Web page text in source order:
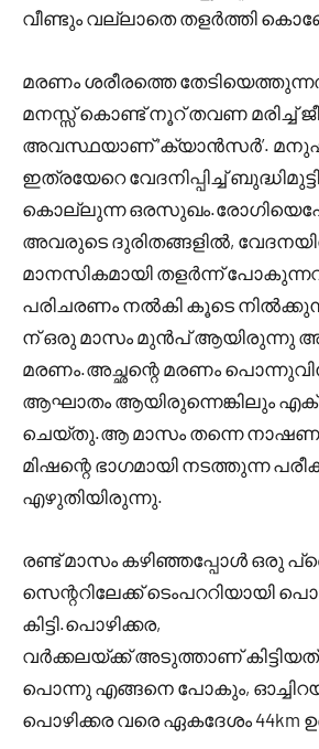
വീണ്ടും വല്ലാതെ തളർത്തി
മരണം ശരീരത്തെ
മനസ്സ് കൊണ്ട് നൂറ് തവണ മരിച്ച്
അവസ്ഥയാണ് ‘ക്യാൻസർ’.
ഇത്രയേറെ വേദനിപ്പിച്ച്
കൊല്ലുന്ന
അവരുടെ ദുരിതങ്ങളിൽ,
മാനസികമായി തളർന്ന്
പരിചരണം നൽകി കൂടെ
ന് ഒരു മാസം മുൻപ് ആയിരുന്നു
മരണം.അച്ഛന്റെ മരണം
ആഘാതം ആയിരുന്നെങ്കിലും
ചെയ്തു.ആ മാസം തന്നെ
മിഷന്റെ ഭാഗമായി നടത്തുന്ന
എഴുതിയിരുന്നു.
രണ്ട് മാസം കഴിഞ്ഞപ്പോൾ ഒരു
സെന്ററിലേക്ക് ടെംപററിയായി
കിട്ടി.പൊഴിക്കര,
വർക്കലയ്ക്ക് അടുത്താണ്
പൊന്നു എങ്ങനെ പോകും,
പൊഴിക്കര വരെ ഏകദേശം 44km